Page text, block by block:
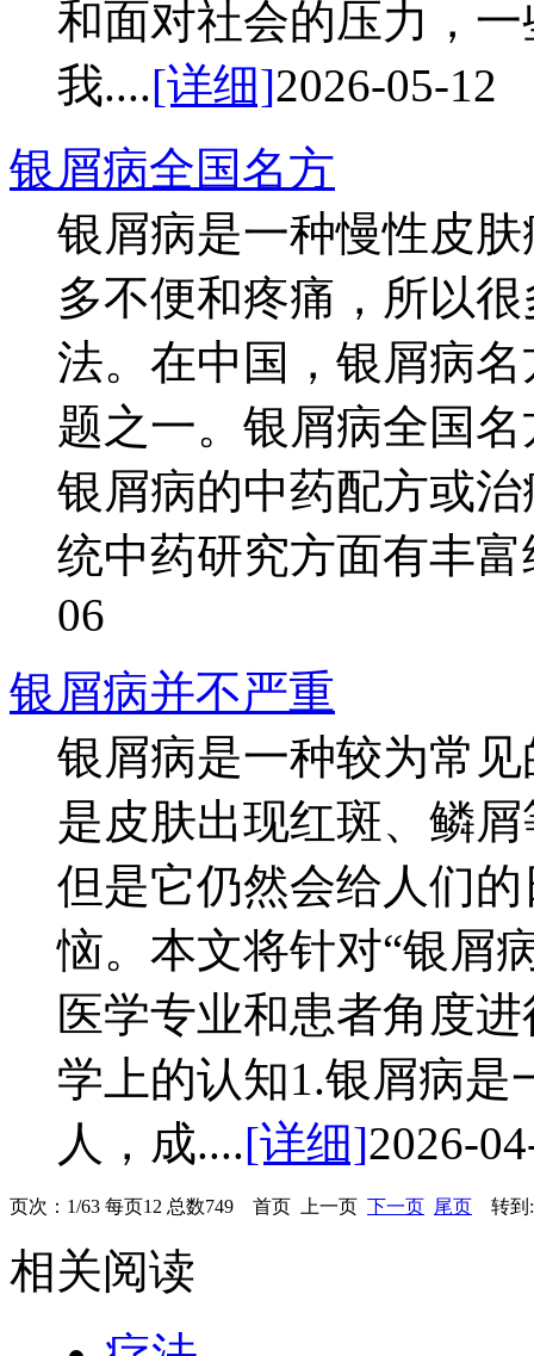
和面对社会的压力，
我....[详细]2026-05-12
银屑病全国名方
银屑病是一种慢性皮
多不便和疼痛，所以
法。在中国，银屑病
题之一。银屑病全国
银屑病的中药配方或
统中药研究方面有丰
06
银屑病并不严重
银屑病是一种较为常
是皮肤出现红斑、鳞
但是它仍然会给人们
恼。本文将针对“银屑
医学专业和患者角度
学上的认知1.银屑病
人，成....[详细]2026-
页次：1/63 每页12 总数749 首页 上一页 下一页 尾页 转到:
相关阅读